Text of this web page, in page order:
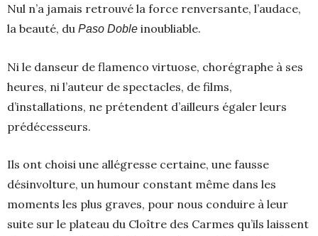
Nul n’a jamais retrouvé la force renversante, l’audace,
la beauté, du Paso Doble inoubliable.
Ni le danseur de flamenco virtuose, chorégraphe à ses
heures, ni l’auteur de spectacles, de films,
d’installations, ne prétendent d’ailleurs égaler leurs
prédécesseurs.
Ils ont choisi une allégresse certaine, une fausse
désinvolture, un humour constant même dans les
moments les plus graves, pour nous conduire à leur
suite sur le plateau du Cloître des Carmes qu’ils laissent